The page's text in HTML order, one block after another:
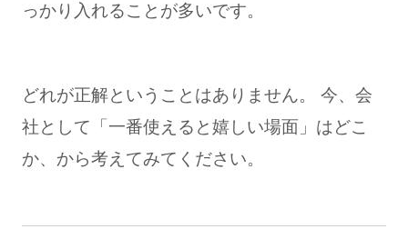
っかり入れることが多いです。
どれが正解ということはありません。 今、会
社として「一番使えると嬉しい場面」はどこ
か、から考えてみてください。